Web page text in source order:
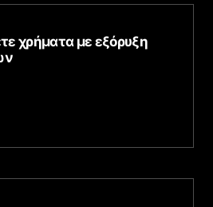
χρήματα με εξόρυξη